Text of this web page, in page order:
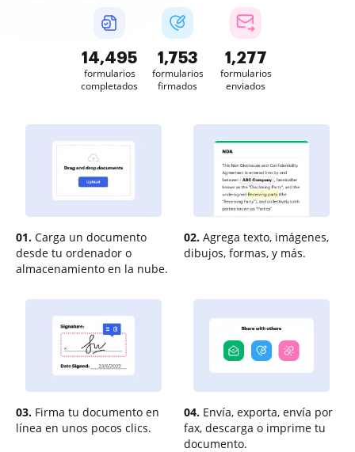
14,495
formularios
completados
1,754
formularios
firmados
1,277
formularios
enviados
01. Carga un documento
desde tu ordenador o
almacenamiento en la nube.
02. Agrega texto, imágenes,
dibujos, formas, y más.
03. Firma tu documento en
línea en unos pocos clics.
04. Envía, exporta, envía por
fax, descarga o imprime tu
documento.